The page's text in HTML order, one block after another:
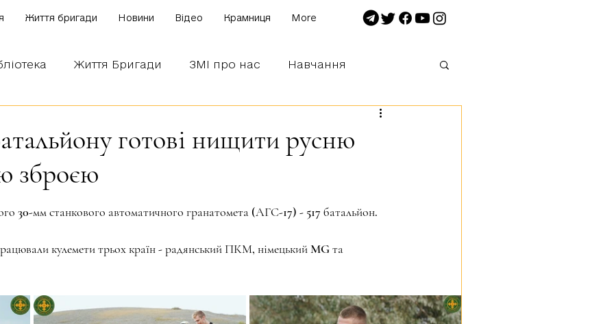
Життя бригади Новини Відео Крамниця More
Життя Бригади ЗМІ про нас Навчання
бійців
готові нищити русню
зброєю
30-мм станкового автоматичного гранатомета (АГС-17) - 517 батальйон.
кулемети трьох країн - радянський ПКМ, німецький MG та